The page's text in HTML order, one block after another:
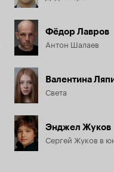
Фёдор Лавров
Антон Шалаев
Валентина
Света
Энджел Жуков
Сергей Жуков в